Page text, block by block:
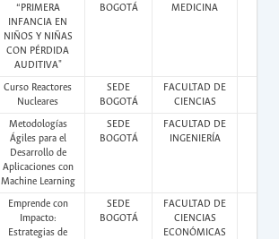
“PRIMERA
INFANCIA EN
NIÑOS Y NIÑAS
CON PÉRDIDA
AUDITIVA"
BOGOTÁ
MEDICINA
Curso Reactores
Nucleares
SEDE
BOGOTÁ
FACULTAD DE
CIENCIAS
Metodologías
Ágiles para el
Desarrollo de
Aplicaciones con
Machine Learning
SEDE
BOGOTÁ
FACULTAD DE
INGENIERÍA
Emprende con
Impacto:
Estrategias de
SEDE
BOGOTÁ
FACULTAD DE
CIENCIAS
ECONÓMICAS